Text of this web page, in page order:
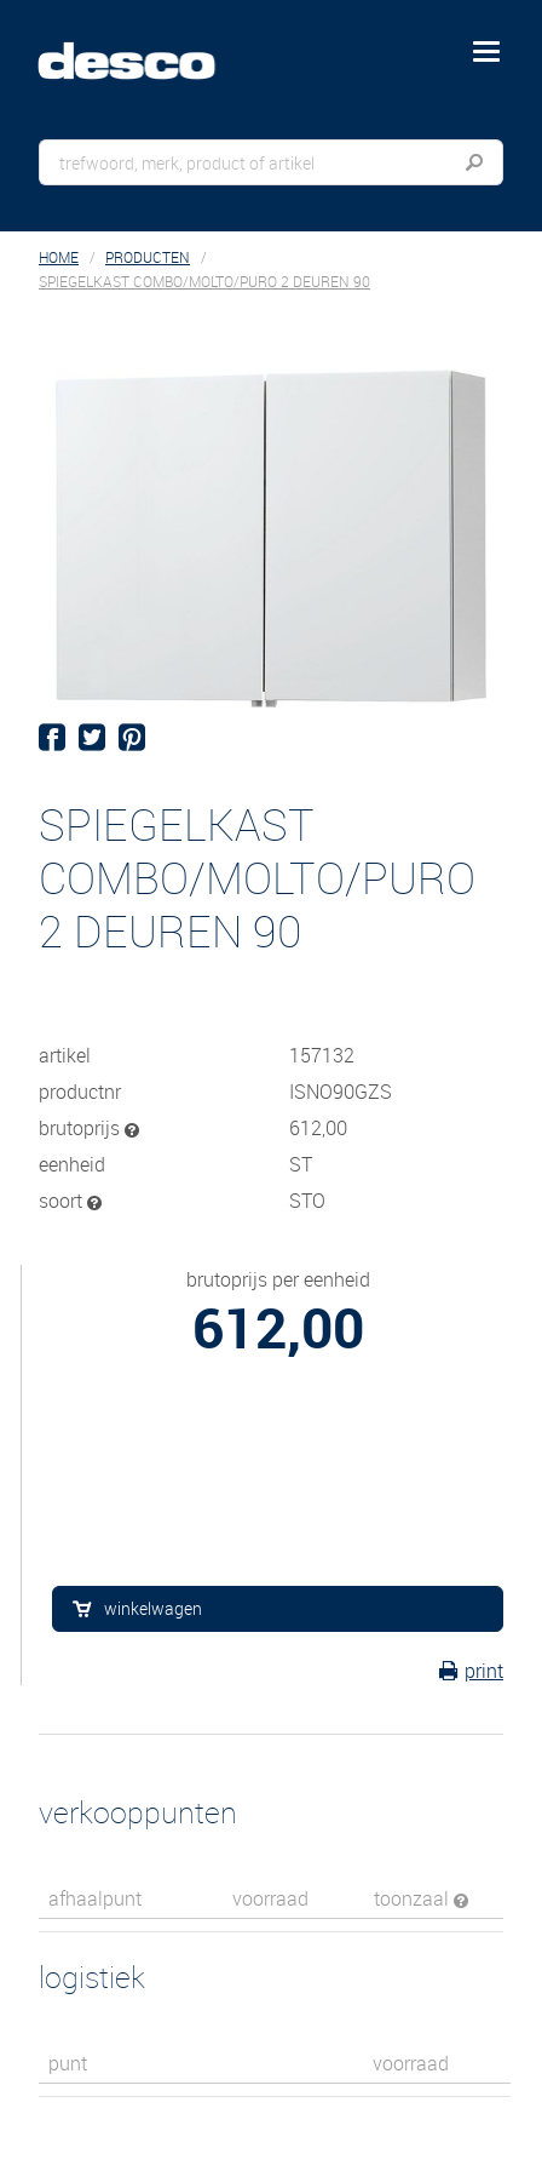
menu
HOME
PRODUCTEN
SPIEGELKAST COMBO/MOLTO/PURO 2 DEUREN 90
SPIEGELKAST
COMBO/MOLTO/PURO
2 DEUREN 90
artikel
157132
productnr
ISNO90GZS
brutoprijs
612,00
eenheid
ST
soort
STO
brutoprijs per eenheid
612,00
winkelwagen
print
verkooppunten
afhaalpunt voorraad toonzaal
logistiek
punt voorraad